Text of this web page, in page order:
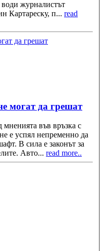
Картареску, п... read
могат да грешат
във връзка с
е успял непременно да
В сила е законът за
Авто... read more..